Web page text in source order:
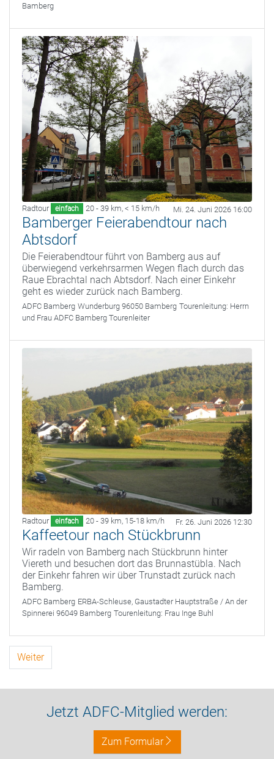
Bamberg
Radtour einfach 20 - 39 km, < 15 km/h Mi. 24. Juni 2026 16:00
Bamberger Feierabendtour nach
Abtsdorf
Die Feierabendtour führt von Bamberg aus auf
überwiegend verkehrsarmen Wegen flach durch das
Raue Ebrachtal nach Abtsdorf. Nach einer Einkehr
geht es wieder zurück nach Bamberg.
ADFC Bamberg Wunderburg 96050 Bamberg Tourenleitung: Herrn
und Frau ADFC Bamberg Tourenleiter
Radtour einfach 20 - 39 km, 15-18 km/h Fr. 26. Juni 2026 12:30
Kaffeetour nach Stückbrunn
Wir radeln von Bamberg nach Stückbrunn hinter
Viereth und besuchen dort das Brunnastübla. Nach
der Einkehr fahren wir über Trunstadt zurück nach
Bamberg.
ADFC Bamberg ERBA-Schleuse, Gaustadter Hauptstraße / An der
Spinnerei 96049 Bamberg Tourenleitung: Frau Inge Buhl
Weiter
Jetzt ADFC-Mitglied werden:
Zum Formular